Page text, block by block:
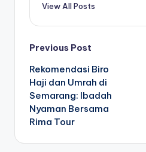
View All Posts
Post
navigation
Previous Post
Rekomendasi Biro
Haji dan Umrah di
Semarang: Ibadah
Nyaman Bersama
Rima Tour